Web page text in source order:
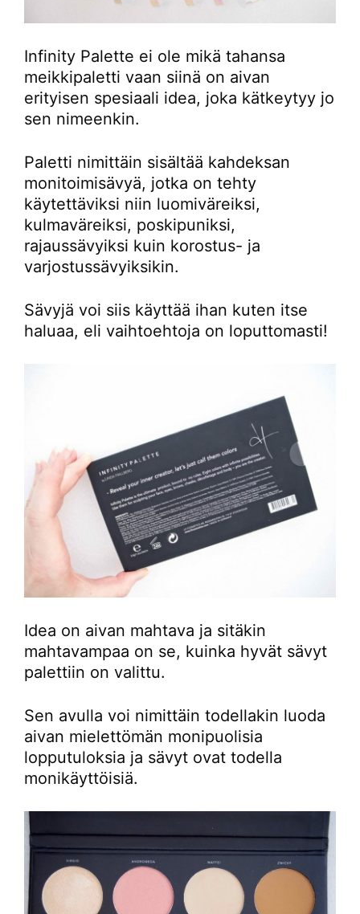
Infinity Palette ei ole mikä tahansa
meikkipaletti vaan siinä on aivan
erityisen spesiaali idea, joka kätkeytyy jo
sen nimeenkin.
Paletti nimittäin sisältää kahdeksan
monitoimisävyä, jotka on tehty
käytettäviksi niin luomiväreiksi,
kulmaväreiksi, poskipuniksi,
rajaussävyiksi kuin korostus- ja
varjostussävyiksikin.
Sävyjä voi siis käyttää ihan kuten itse
haluaa, eli vaihtoehtoja on loputtomasti!
Idea on aivan mahtava ja sitäkin
mahtavampaa on se, kuinka hyvät sävyt
palettiin on valittu.
Sen avulla voi nimittäin todellakin luoda
aivan mielettömän monipuolisia
lopputuloksia ja sävyt ovat todella
monikäyttöisiä.